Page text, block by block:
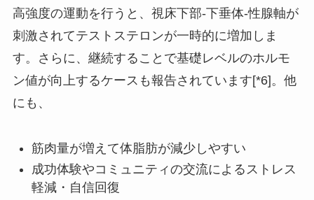
高強度の運動を行うと、視床下部-下垂体-性腺軸が
刺激されてテストステロンが一時的に増加しま
す。さらに、継続することで基礎レベルのホルモ
ン値が向上するケースも報告されています[*6]。他
にも、
筋肉量が増えて体脂肪が減少しやすい
成功体験やコミュニティの交流によるストレス
軽減・自信回復